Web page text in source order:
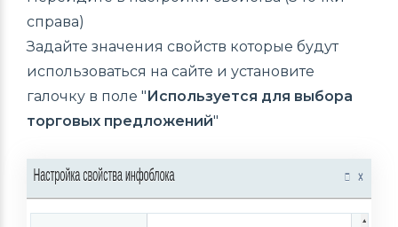
справа)
Задайте значения свойств которые будут
использоваться на сайте и установите
галочку в поле " Используется для выбора
торговых предложений"